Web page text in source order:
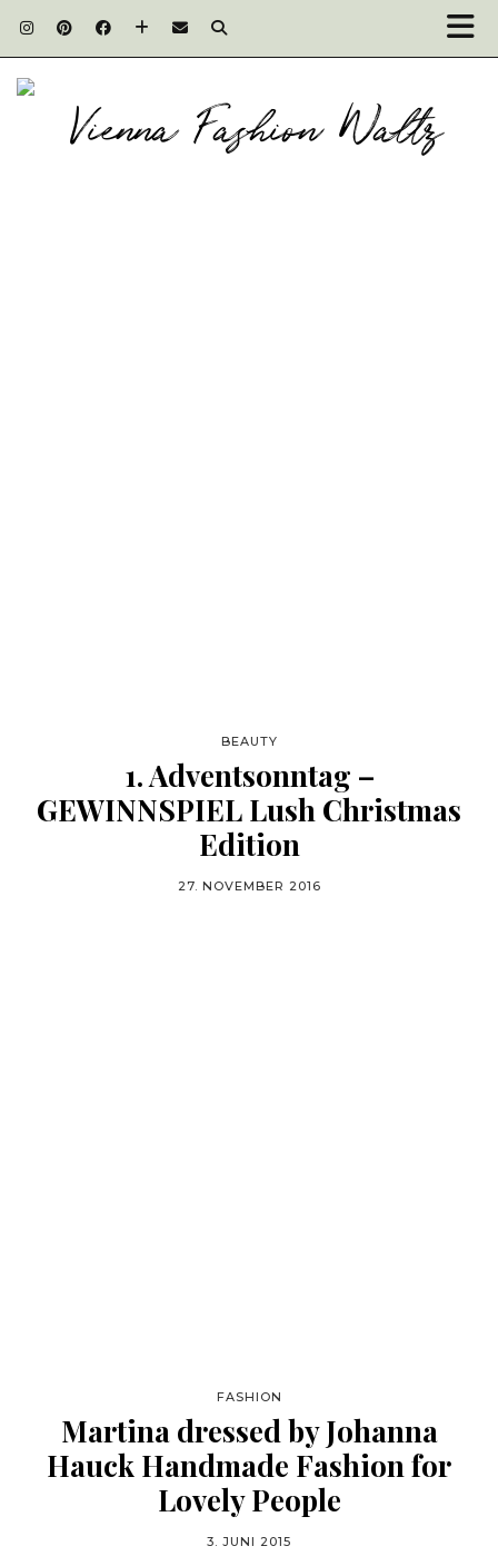
BEAUTY
1. Adventsonntag –
GEWINNSPIEL Lush Christmas
Edition
27. NOVEMBER 2016
FASHION
Martina dressed by Johanna
Hauck Handmade Fashion for
Lovely People
3. JUNI 2015